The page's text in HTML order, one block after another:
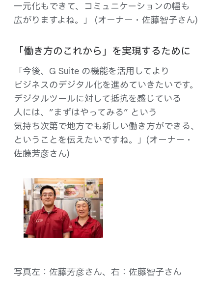
一元化も​できて、​コミュニケーションの​幅も​
広がりますよね。」 (オーナー・佐藤智子さん​)
「働き方の​これから」を​実現する​ために
「今後、​G Suite の​機能を​活用してより​
ビジネスの​デジタル化を​進めて​いきたいです。​
デジタルツールに​対して​抵抗を​感じている​
人には、​”まずは​やってみる​” と​いう​
気持ち次第で​地方でも​新しい​働き方が​できる、
と​いう​ことを​伝えたいですね。」(オーナー・
佐藤芳彦さん​)
写真左：佐藤芳彦さん、​右：佐藤智子さん